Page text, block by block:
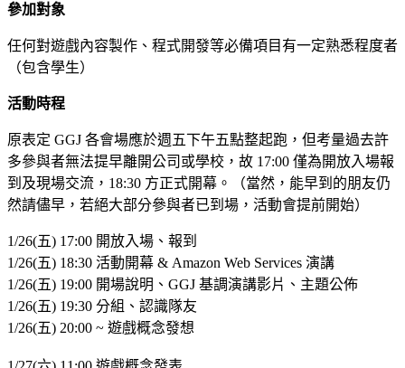
參加對象
任何對遊戲內容製作、程式開發等必備項目有一定熟悉程度者
（包含學生）
活動時程
原表定 GGJ 各會場應於週五下午五點整起跑，但考量過去許
多參與者無法提早離開公司或學校，故 17:00 僅為開放入場報
到及現場交流，18:30 方正式開幕。（當然，能早到的朋友仍
然請儘早，若絕大部分參與者已到場，活動會提前開始）
1/26(五) 17:00 開放入場、報到
1/26(五) 18:30 活動開幕 & Amazon Web Services 演講
1/26(五) 19:00 開場說明、GGJ 基調演講影片、主題公佈
1/26(五) 19:30 分組、認識隊友
1/26(五) 20:00 ~ 遊戲概念發想